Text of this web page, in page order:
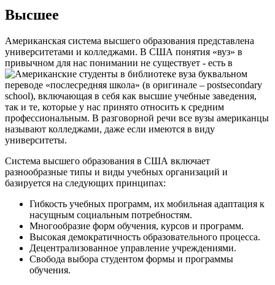
Высшее
Американская система высшего образования представлена
университетами и колледжами. В США понятия «вуз» в
привычном для нас понимании не существует - есть в
буквальном
переводе «послесредняя школа» (в оригинале – postsecondary
school), включающая в себя как высшие учебные заведения,
так и те, которые у нас принято относить к средним
профессиональным. В разговорной речи все вузы американцы
называют колледжами, даже если имеются в виду
университеты.
Система высшего образования в США включает
разнообразные типы и виды учебных организаций и
базируется на следующих принципах:
Гибкость учебных программ, их мобильная адаптация к
насущным социальным потребностям.
Многообразие форм обучения, курсов и программ.
Высокая демократичность образовательного процесса.
Децентрализованное управление учреждениями.
Свобода выбора студентом формы и программы
обучения.